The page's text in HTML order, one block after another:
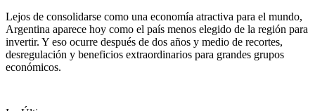
Lejos de consolidarse como una economía atractiva para el mundo,
Argentina aparece hoy como el país menos elegido de la región para
invertir. Y eso ocurre después de dos años y medio de recortes,
desregulación y beneficios extraordinarios para grandes grupos
económicos.